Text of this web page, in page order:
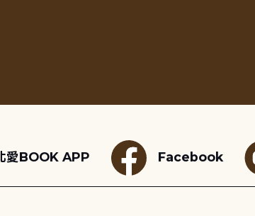
愛BOOK APP Facebook